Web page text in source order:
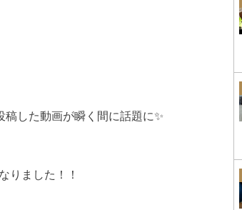
影して投稿した動画が瞬く間に話題に✨
りました！！